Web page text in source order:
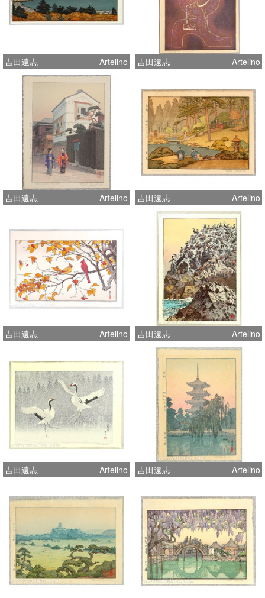
吉田遠志 Artelino 吉田遠志 Artelino
吉田遠志 Artelino 吉田遠志 Artelino
吉田遠志 Artelino 吉田遠志 Artelino
吉田遠志 Artelino 吉田遠志 Artelino